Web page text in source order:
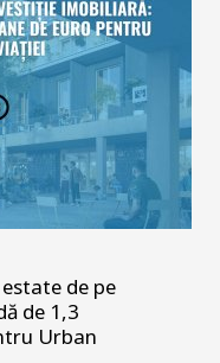
de pe
de 1,3
Urban